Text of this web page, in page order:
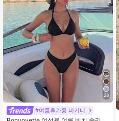
28
#여름휴가용 비키니